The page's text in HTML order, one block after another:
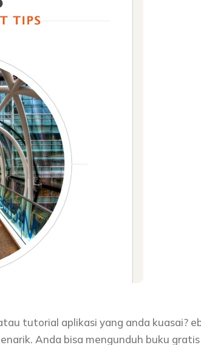
tutorial aplikasi yang anda kuasai?
Anda bisa mengunduh buku